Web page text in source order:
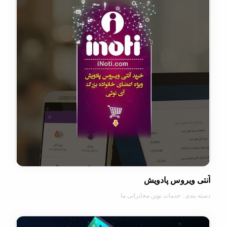
پادویش
: خدمات نوین مخابراتی ما